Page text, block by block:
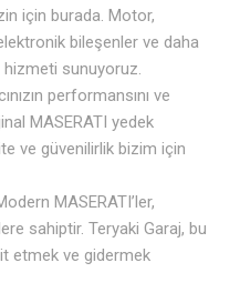
için burada. Motor,
bileşenler ve daha
hizmeti sunuyoruz.
performansını ve
MASERATI yedek
ve güvenilirlik bizim için
MASERATI’ler,
sahiptir. Teryaki Garaj, bu
etmek ve gidermek